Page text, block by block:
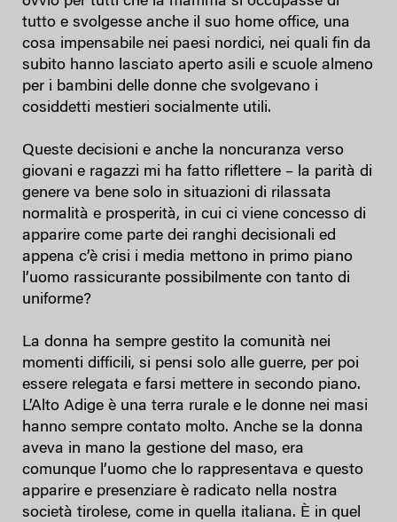
tutto e svolgesse anche il suo home office, una
cosa impensabile nei paesi nordici, nei quali fin da
subito hanno lasciato aperto asili e scuole almeno
per i bambini delle donne che svolgevano i
cosiddetti mestieri socialmente utili.
Queste decisioni e anche la noncuranza verso
giovani e ragazzi mi ha fatto riflettere – la parità di
genere va bene solo in situazioni di rilassata
normalità e prosperità, in cui ci viene concesso di
apparire come parte dei ranghi decisionali ed
appena c’è crisi i media mettono in primo piano
l’uomo rassicurante possibilmente con tanto di
uniforme?
La donna ha sempre gestito la comunità nei
momenti difficili, si pensi solo alle guerre, per poi
essere relegata e farsi mettere in secondo piano.
L’Alto Adige è una terra rurale e le donne nei masi
hanno sempre contato molto. Anche se la donna
aveva in mano la gestione del maso, era
comunque l’uomo che lo rappresentava e questo
apparire e presenziare è radicato nella nostra
società tirolese, come in quella italiana. È in quel